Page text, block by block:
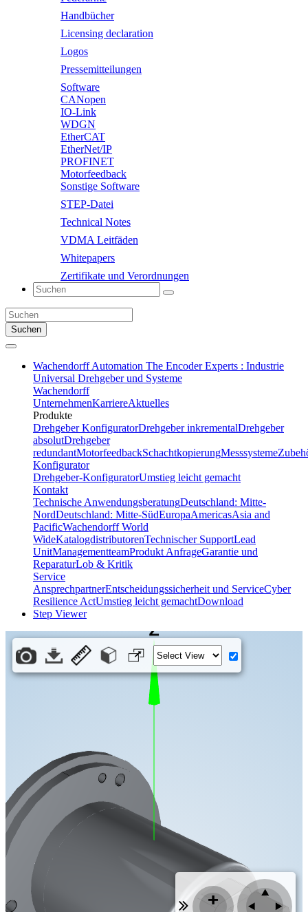
Handbücher
Licensing declaration
Logos
Pressemitteilungen
Software
CANopen
IO-Link
WDGN
EtherCAT
EtherNet/IP
PROFINET
Motorfeedback
Sonstige Software
STEP-Datei
Technical Notes
VDMA Leitfäden
Whitepapers
Zertifikate und Verordnungen
Suchen
Wachendorff Automation The Encoder Experts : Industrie
Universal Drehgeber und Systeme
Wachendorff
UnternehmenKarriereAktuelles
Produkte
Drehgeber KonfiguratorDrehgeber inkrementalDrehgeber
absolutDrehgeber
redundantMotorfeedbackSchachtkopierungMesssysteme
Konfigurator
Drehgeber-KonfiguratorUmstieg leicht gemacht
Kontakt
Technische AnwendungsberatungDeutschland: Mitte-
NordDeutschland: Mitte-SüdEuropaAmericasAsia and
PacificWachendorff World
WideKatalogdistributorenTechnischer SupportLead
UnitManagementteamProdukt AnfrageGarantie und
ReparaturLob & Kritik
Service
AnsprechpartnerEntscheidungssicherheit und ServiceCyber
Resilience ActUmstieg leicht gemachtDownload
Step Viewer